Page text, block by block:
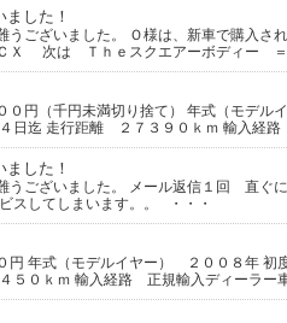
した！
ございました。 Ｏ様は、新車で購入
Ｘ 次は Ｔｈｅスクエアーボディー
０円（千円未満切り捨て） 年式（モデ
迄 走行距離 ２７３９０ｋｍ 輸入経路
した！
ございました。 メール返信１回 直ぐ
スしてしまいます。。 ・・・
円 年式（モデルイヤー） ２００８年
０ｋｍ 輸入経路 正規輸入ディーラー